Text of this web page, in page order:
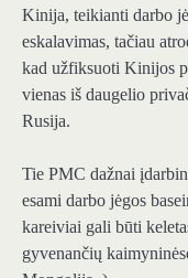
Kinija, teikianti darbo
eskalavimas, tačiau
kad užfiksuoti Kinijos
vienas iš daugelio
Rusija.
Tie PMC dažnai
esami darbo jėgos
kareiviai gali būti
gyvenančių